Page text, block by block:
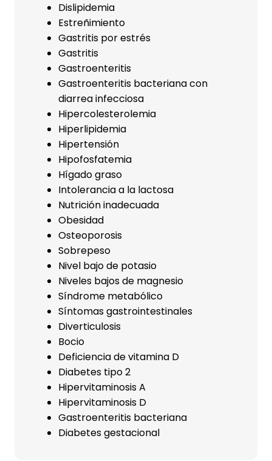
Dislipidemia
Estreñimiento
Gastritis por estrés
Gastritis
Gastroenteritis
Gastroenteritis bacteriana con
diarrea infecciosa
Hipercolesterolemia
Hiperlipidemia
Hipertensión
Hipofosfatemia
Hígado graso
Intolerancia a la lactosa
Nutrición inadecuada
Obesidad
Osteoporosis
Sobrepeso
Nivel bajo de potasio
Niveles bajos de magnesio
Síndrome metabólico
Síntomas gastrointestinales
Diverticulosis
Bocio
Deficiencia de vitamina D
Diabetes tipo 2
Hipervitaminosis A
Hipervitaminosis D
Gastroenteritis bacteriana
Diabetes gestacional